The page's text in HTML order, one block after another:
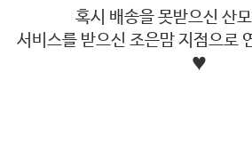
혹시 배송을 못받으신 산
서비스를 받으신 조은맘 지점으로
♥